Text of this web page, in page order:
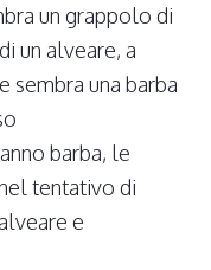
un grappolo di
un alveare, a
sembra una barba
barba, le
tentativo di
e